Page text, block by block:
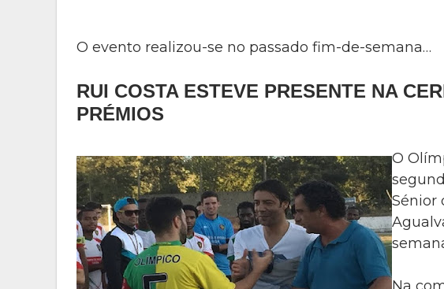
O evento realizou-se no passado fim-de-semana…
RUI COSTA ESTEVE PRESENTE NA
PRÉMIOS
O
Sénior